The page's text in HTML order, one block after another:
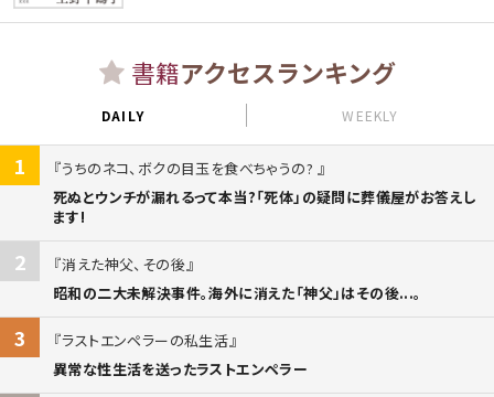
書籍アクセスランキング
DAILY WEEKLY
1
うちのネコ、ボクの目玉を食べちゃうの?
死ぬとウンチが漏れるって本当?「死体」の疑問に葬儀屋がお答えし
ます!
2
消えた神父、その後
昭和の二大未解決事件。海外に消えた「神父」はその後...。
3
ラストエンペラーの私生活
異常な性生活を送ったラストエンペラー